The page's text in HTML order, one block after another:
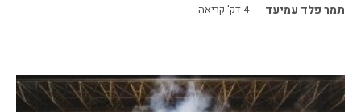
תמר פלד עמיעד 4דק' קריאה